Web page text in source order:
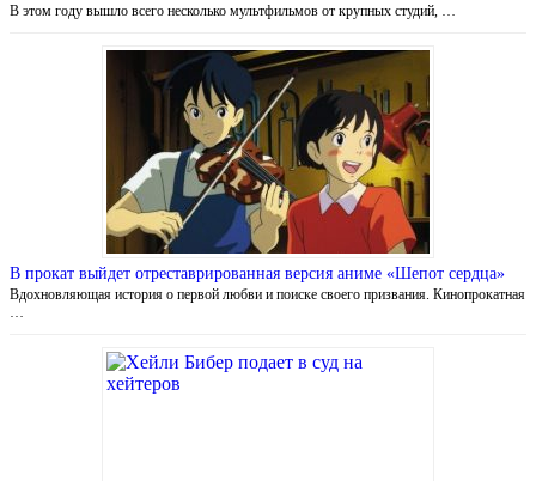
В этом году вышло всего несколько мультфильмов от крупных студий, …
В прокат выйдет отреставрированная версия аниме «Шепот сердца»
Вдохновляющая история о первой любви и поиске своего призвания. Кинопрокатная